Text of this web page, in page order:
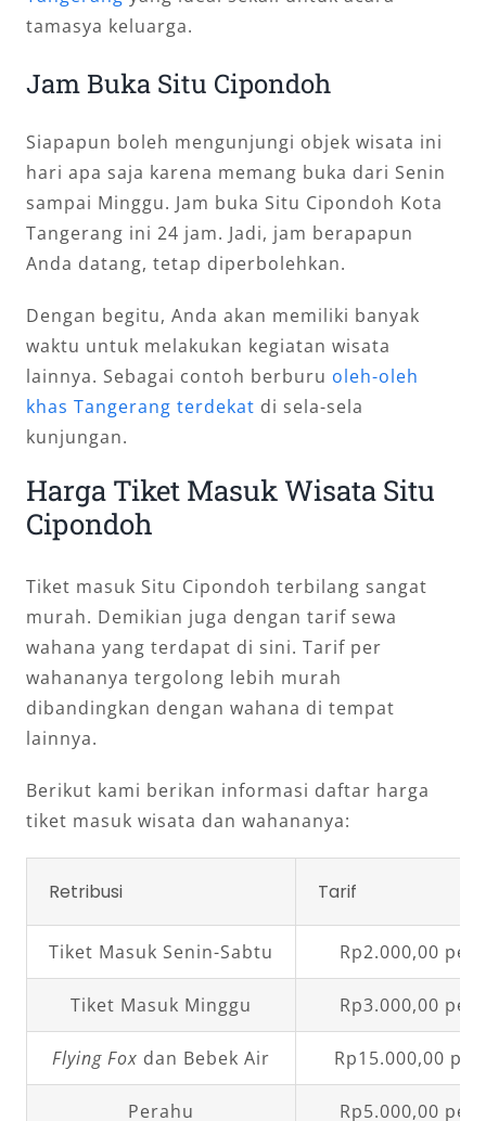
tamasya keluarga.
Jam Buka Situ Cipondoh
Siapapun boleh mengunjungi objek wisata ini
hari apa saja karena memang buka dari Senin
sampai Minggu. Jam buka Situ Cipondoh Kota
Tangerang ini 24 jam. Jadi, jam berapapun
Anda datang, tetap diperbolehkan.
Dengan begitu, Anda akan memiliki banyak
waktu untuk melakukan kegiatan wisata
lainnya. Sebagai contoh berburu oleh-oleh
khas Tangerang terdekat di sela-sela
kunjungan.
Harga Tiket Masuk Wisata Situ
Cipondoh
Tiket masuk Situ Cipondoh terbilang sangat
murah. Demikian juga dengan tarif sewa
wahana yang terdapat di sini. Tarif per
wahananya tergolong lebih murah
dibandingkan dengan wahana di tempat
lainnya.
Berikut kami berikan informasi daftar harga
tiket masuk wisata dan wahananya:
Retribusi Tarif
Tiket Masuk Senin-Sabtu Rp2.000,00 per
Tiket Masuk Minggu Rp3.000,00 per
Flying Fox dan Bebek Air Rp15.000,00
Perahu Rp5.000,00 per